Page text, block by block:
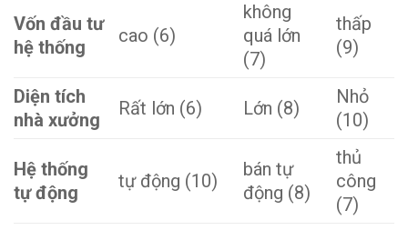
Vốn đầu tư
hệ thống
cao (6)
không
quá lớn
(7)
thấp
(9)
Diện tích
nhà xưởng
Rất lớn (6) Lớn (8)
Nhỏ
(10)
Hệ thống
tự động
tự động (10)
bán tự
động (8)
thủ
công
(7)